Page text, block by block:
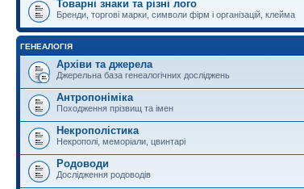
Товарні знаки та різні лого
Бренди, торгові марки, символи фірм і організацій, клейма
ГЕНЕАЛОГІЯ
Архіви та джерела
Джерельна база генеалогічних досліджень
Антропоніміка
Походження прізвищ та імен
Некрополістика
Некрополі, меморіали, цвинтарі
Родоводи
Дослідження родоводів